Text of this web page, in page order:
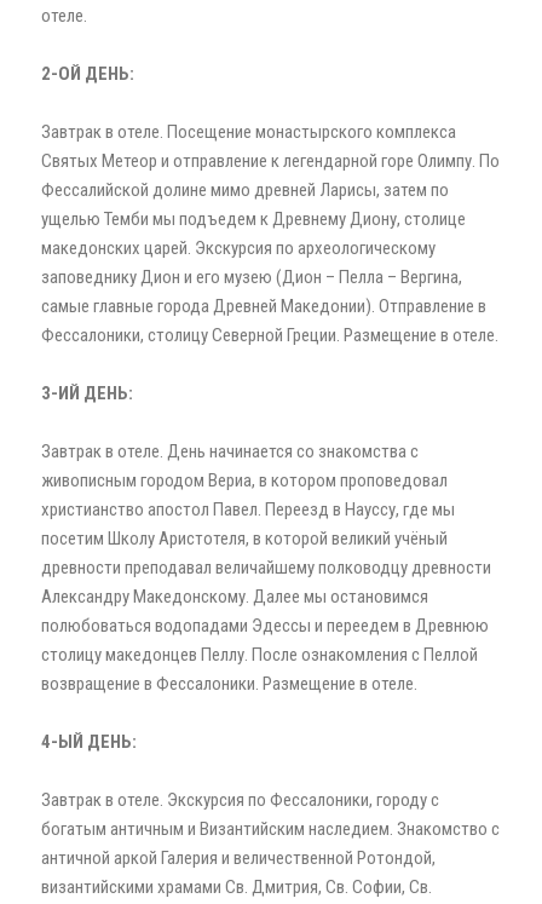
отеле.
2-ОЙ ДЕНЬ:
Завтрак в отеле. Посещение монастырского комплекса
Святых Метеор и отправление к легендарной горе Олимпу. По
Фессалийской долине мимо древней Ларисы, затем по
ущелью Темби мы подъедем к Древнему Диону, столице
македонских царей. Экскурсия по археологическому
заповеднику Дион и его музею (Дион – Пелла – Вергина,
самые главные города Древней Македонии). Отправление в
Фессалоники, столицу Северной Греции. Размещение в отеле.
3-ИЙ ДЕНЬ:
Завтрак в отеле. День начинается со знакомства с
живописным городом Вериа, в котором проповедовал
христианство апостол Павел. Переезд в Науссу, где мы
посетим Школу Аристотеля, в которой великий учёный
древности преподавал величайшему полководцу древности
Александру Македонскому. Далее мы остановимся
полюбоваться водопадами Эдессы и переедем в Древнюю
столицу македонцев Пеллу. После ознакомления с Пеллой
возвращение в Фессалоники. Размещение в отеле.
4-ЫЙ ДЕНЬ:
Завтрак в отеле. Экскурсия по Фессалоники, городу с
богатым античным и Византийским наследием. Знакомство с
античной аркой Галерия и величественной Ротондой,
византийскими храмами Св. Дмитрия, Св. Софии, Св.